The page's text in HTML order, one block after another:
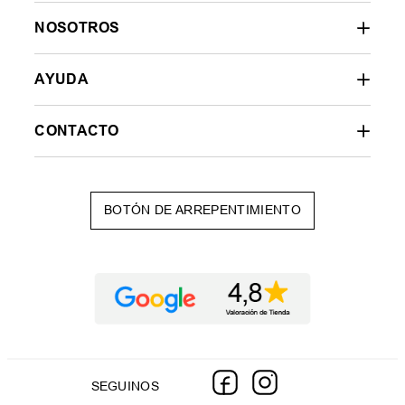
NOSOTROS
AYUDA
CONTACTO
BOTÓN DE ARREPENTIMIENTO
SEGUINOS